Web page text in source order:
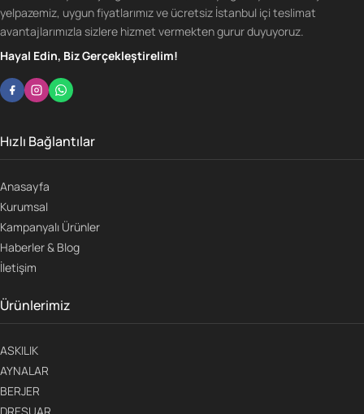
yelpazemiz, uygun fiyatlarımız ve ücretsiz İstanbul içi teslimat
avantajlarımızla sizlere hizmet vermekten gurur duyuyoruz.
Hayal Edin, Biz Gerçekleştirelim!
Hızlı Bağlantılar
Anasayfa
Kurumsal
Kampanyalı Ürünler
Haberler & Blog
İletişim
Ürünlerimiz
ASKILIK
AYNALAR
BERJER